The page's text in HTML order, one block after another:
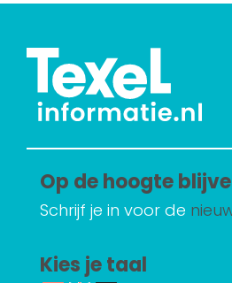
Op de hoogte
Schrijf je in voor de
Kies je taal